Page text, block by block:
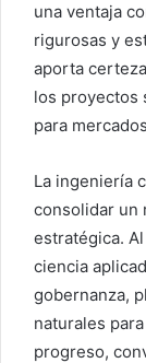
una ventaja
rigurosas y
aporta
los proyectos
para
La ingeniería
consolidar un
estratégica.
ciencia
gobernanza,
naturales
progreso,